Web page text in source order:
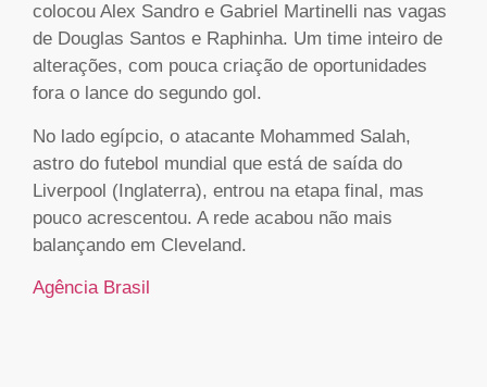
colocou Alex Sandro e Gabriel Martinelli nas vagas
de Douglas Santos e Raphinha. Um time inteiro de
alterações, com pouca criação de oportunidades
fora o lance do segundo gol.
No lado egípcio, o atacante Mohammed Salah,
astro do futebol mundial que está de saída do
Liverpool (Inglaterra), entrou na etapa final, mas
pouco acrescentou. A rede acabou não mais
balançando em Cleveland.
Agência Brasil